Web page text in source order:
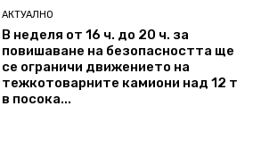
АКТУАЛНО
В неделя от 16 ч. до 20 ч. за
повишаване на безопасността ще
се ограничи движението на
тежкотоварните камиони над 12 т
в посока...